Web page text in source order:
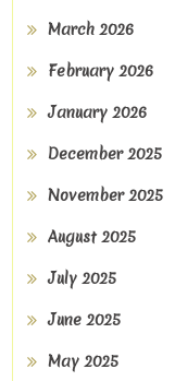
March 2026
February 2026
January 2026
December 2025
November 2025
August 2025
July 2025
June 2025
May 2025